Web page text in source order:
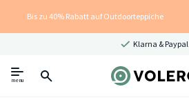
Bis zu 40% Rabatt auf Outdoorteppiche
Klarna & Paypal
menu